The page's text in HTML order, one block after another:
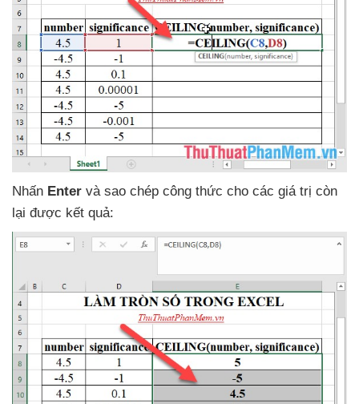
Nhấn Enter và sao chép công thức cho các giá trị còn
lại được kết quả: